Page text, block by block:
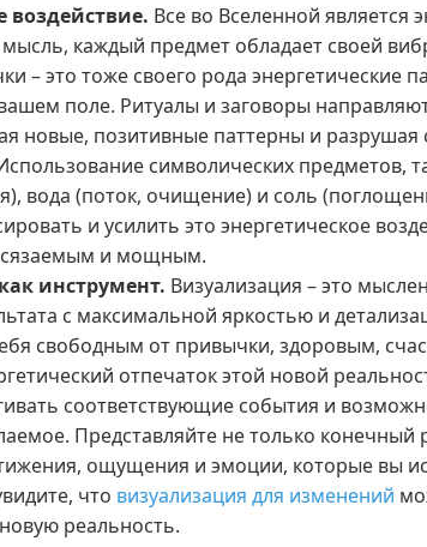
воздействие. Все во Вселенной является
каждый предмет обладает своей
– это тоже своего рода энергетические
поле. Ритуалы и заговоры
новые, позитивные паттерны и разрушая
символических предметов,
вода (поток, очищение) и соль
и усилить это энергетическое
и мощным.
инструмент. Визуализация – это
с максимальной яркостью и
свободным от привычки, здоровым,
отпечаток этой новой
соответствующие события и
Представляйте не только конечный
ощущения и эмоции, которые вы
что визуализация для изменений
реальность.